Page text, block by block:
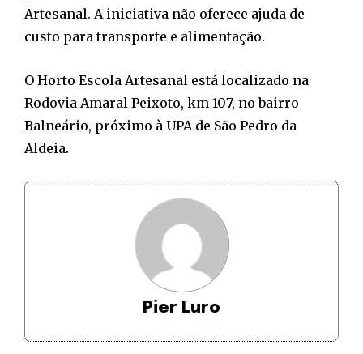
Artesanal. A iniciativa não oferece ajuda de
custo para transporte e alimentação.
O Horto Escola Artesanal está localizado na
Rodovia Amaral Peixoto, km 107, no bairro
Balneário, próximo à UPA de São Pedro da
Aldeia.
Pier Luro